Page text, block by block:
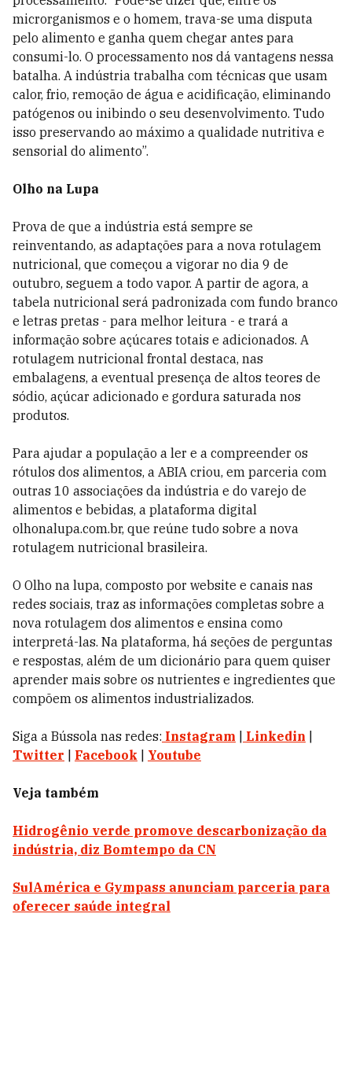
microrganismos e o homem, trava-se uma disputa
pelo alimento e ganha quem chegar antes para
consumi-lo. O processamento nos dá vantagens nessa
batalha. A indústria trabalha com técnicas que usam
calor, frio, remoção de água e acidificação, eliminando
patógenos ou inibindo o seu desenvolvimento. Tudo
isso preservando ao máximo a qualidade nutritiva e
sensorial do alimento”.
Olho na Lupa
Prova de que a indústria está sempre se
reinventando, as adaptações para a nova rotulagem
nutricional, que começou a vigorar no dia 9 de
outubro, seguem a todo vapor. A partir de agora, a
tabela nutricional será padronizada com fundo branco
e letras pretas - para melhor leitura - e trará a
informação sobre açúcares totais e adicionados. A
rotulagem nutricional frontal destaca, nas
embalagens, a eventual presença de altos teores de
sódio, açúcar adicionado e gordura saturada nos
produtos.
Para ajudar a população a ler e a compreender os
rótulos dos alimentos, a ABIA criou, em parceria com
outras 10 associações da indústria e do varejo de
alimentos e bebidas, a plataforma digital
olhonalupa.com.br, que reúne tudo sobre a nova
rotulagem nutricional brasileira.
O Olho na lupa, composto por website e canais nas
redes sociais, traz as informações completas sobre a
nova rotulagem dos alimentos e ensina como
interpretá-las. Na plataforma, há seções de perguntas
e respostas, além de um dicionário para quem quiser
aprender mais sobre os nutrientes e ingredientes que
compõem os alimentos industrializados.
Siga a Bússola nas redes: Instagram Linkedin
Twitter
Facebook Youtube
Veja também
Hidrogênio verde promove descarbonização da
indústria, diz Bomtempo da CN
SulAmérica e Gympass anunciam parceria para
oferecer saúde integral